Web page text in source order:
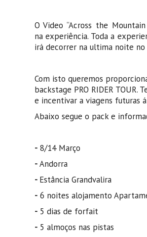
O Video “Across the
na experiência. Toda a
irá decorrer na ultima noite no
Com isto queremos
backstage PRO RIDER
e incentivar a viagens futuras
Abaixo segue o pack e
-8/14 Março
-Andorra
- Estância Grandvalira
-6 noites alojamento
-5 dias de forfait
-5 almoços nas pistas